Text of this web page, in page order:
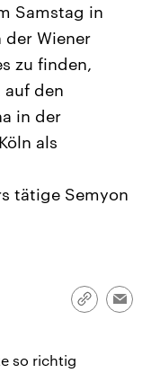
Beiträge,
und
die Vereinigten
Weltgeschehen.
Samstag in
der Wiener
zu finden,
den
in der
als
tätige Semyon
Link
so richtig